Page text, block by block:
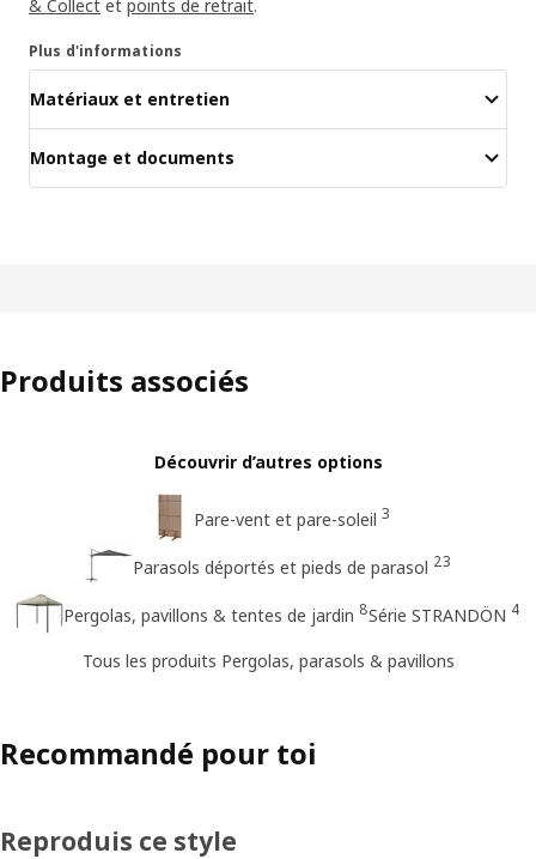
& Collect et points de retrait.
Plus d'informations
Matériaux et entretien
Montage et documents
Produits associés
Découvrir d’autres options
Pare-vent et pare-soleil 3
Parasols déportés et pieds de parasol 23
Pergolas, pavillons & tentes de jardin 8Série STRANDÖN 4
Tous les produits Pergolas, parasols & pavillons
Recommandé pour toi
Reproduis ce style